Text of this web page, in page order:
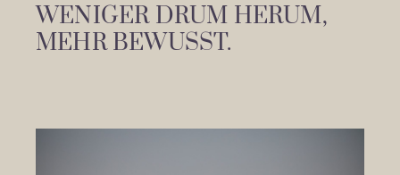
WENIGER DRUM HERUM,
MEHR BEWUSST.